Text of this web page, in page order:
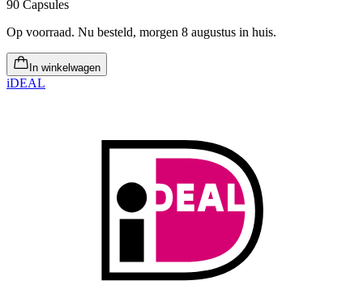
90 Capsules
Op voorraad. Nu besteld, morgen 8 augustus in huis.
In winkelwagen
iDEAL